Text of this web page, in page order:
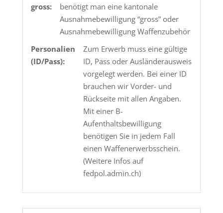
Menge
gross:
benötigt man eine kantonale
Ausnahmebewilligung “gross” oder
Ausnahmebewilligung Waffenzubehör
Personalien
(ID/Pass):
Zum Erwerb muss eine gültige
ID, Pass oder Ausländerausweis
vorgelegt werden. Bei einer ID
brauchen wir Vorder- und
Rückseite mit allen Angaben.
Mit einer B-
Aufenthaltsbewilligung
benötigen Sie in jedem Fall
einen Waffenerwerbsschein.
(Weitere Infos auf
fedpol.admin.ch)